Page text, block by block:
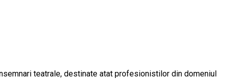
teatrale, destinate atat profesionistilor din domeniul